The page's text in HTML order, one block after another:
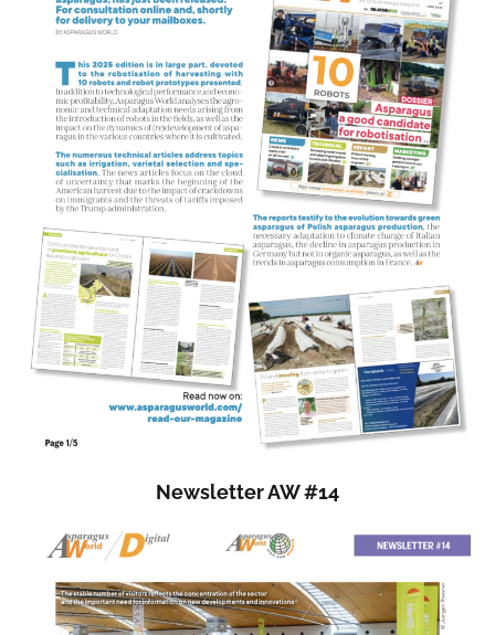
Newsletter AW #14